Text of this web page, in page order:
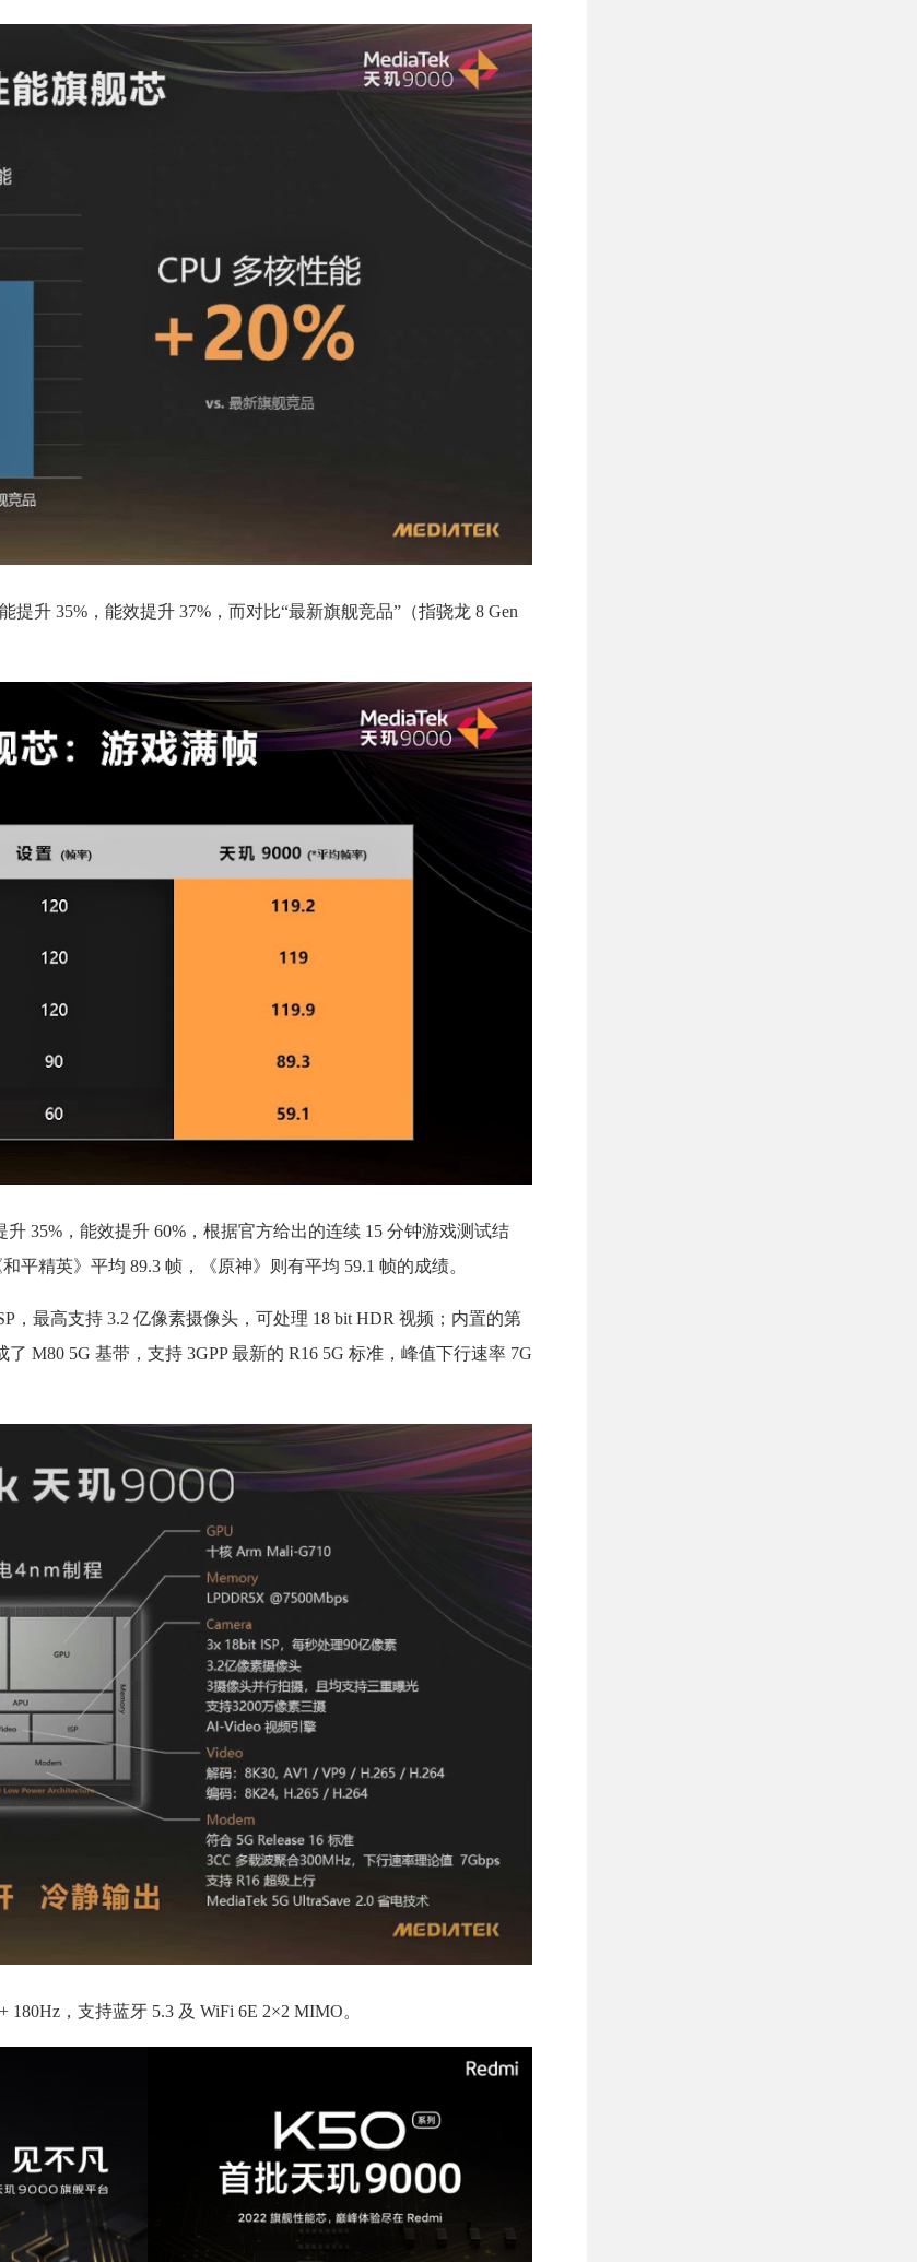
提升 35%，能效提升 37%，而对比“最新旗舰竞品”（指骁龙 8 Gen
35%，能效提升 60%，根据官方给出的连续 15 分钟游戏测试结
平精英》平均 89.3 帧，《原神》则有平均 59.1 帧的成绩。
，最高支持 3.2 亿像素摄像头，可处理 18 bit HDR 视频；内置的第
M80 5G 基带，支持 3GPP 最新的 R16 5G 标准，峰值下行速率 7G
，支持蓝牙 5.3 及 WiFi 6E 2×2 MIMO。